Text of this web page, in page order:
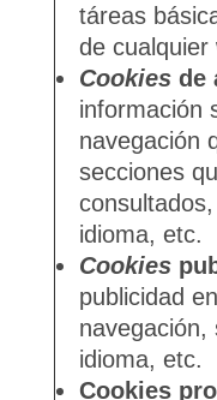
táreas
de cualquier
Cookiesde
información
navegación
secciones
idioma, etc.
Cookies
publicidad
navegación,
idioma, etc.
Cookies